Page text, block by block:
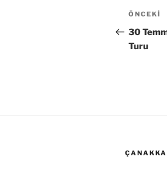
Yazı
Önceki
Yazı
ÖNCEKI
30
Turu